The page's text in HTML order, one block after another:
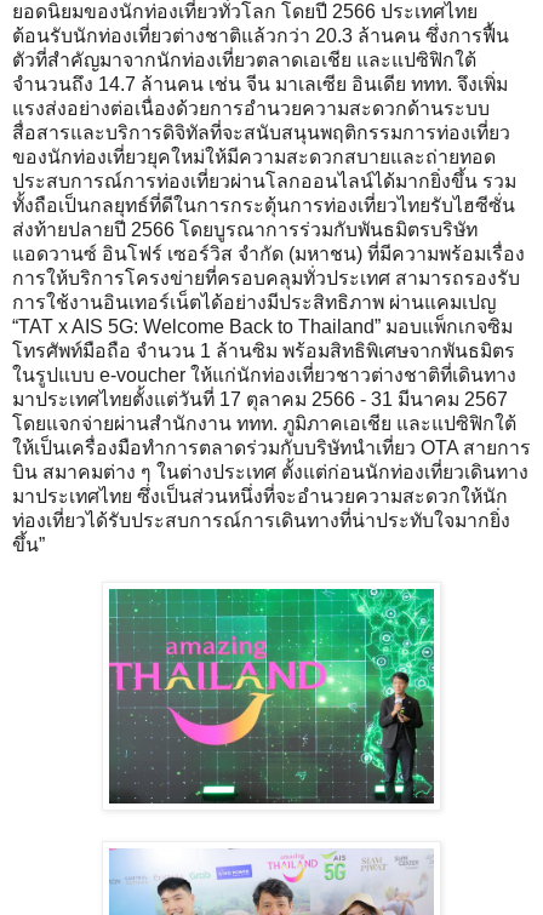
ยอดนิยมของนักท่องเที่ยวทั่วโลก โดยปี 2566 ประเทศไทย
ต้อนรับนักท่องเที่ยวต่างชาติแล้วกว่า 20.3 ล้านคน ซึ่งการฟื้น
ตัวที่สำคัญมาจากนักท่องเที่ยวตลาดเอเชีย และแปซิฟิกใต้
จำนวนถึง 14.7 ล้านคน เช่น จีน มาเลเซีย อินเดีย ททท. จึงเพิ่ม
แรงส่งอย่างต่อเนื่องด้วยการอำนวยความสะดวกด้านระบบ
สื่อสารและบริการดิจิทัลที่จะสนับสนุนพฤติกรรมการท่องเที่ยว
ของนักท่องเที่ยวยุคใหม่ให้มีความสะดวกสบายและถ่ายทอด
ประสบการณ์การท่องเที่ยวผ่านโลกออนไลน์ได้มากยิ่งขึ้น รวม
ทั้งถือเป็นกลยุทธ์ที่ดีในการกระตุ้นการท่องเที่ยวไทยรับไฮซีซั่น
ส่งท้ายปลายปี 2566 โดยบูรณาการร่วมกับพันธมิตรบริษัท
แอดวานซ์ อินโฟร์ เซอร์วิส จำกัด (มหาชน) ที่มีความพร้อมเรื่อง
การให้บริการโครงข่ายที่ครอบคลุมทั่วประเทศ สามารถรองรับ
การใช้งานอินเทอร์เน็ตได้อย่างมีประสิทธิภาพ ผ่านแคมเปญ
“TAT x AIS 5G: Welcome Back to Thailand” มอบแพ็กเกจซิม
โทรศัพท์มือถือ จำนวน 1 ล้านซิม พร้อมสิทธิพิเศษจากพันธมิตร
ในรูปแบบ e-voucher ให้แก่นักท่องเที่ยวชาวต่างชาติที่เดินทาง
มาประเทศไทยตั้งแต่วันที่ 17 ตุลาคม 2566 - 31 มีนาคม 2567
โดยแจกจ่ายผ่านสำนักงาน ททท. ภูมิภาคเอเชีย และแปซิฟิกใต้
ให้เป็นเครื่องมือทำการตลาดร่วมกับบริษัทนำเที่ยว OTA สายการ
บิน สมาคมต่าง ๆ ในต่างประเทศ ตั้งแต่ก่อนนักท่องเที่ยวเดินทาง
มาประเทศไทย ซึ่งเป็นส่วนหนึ่งที่จะอำนวยความสะดวกให้นัก
ท่องเที่ยวได้รับประสบการณ์การเดินทางที่น่าประทับใจมากยิ่ง
ขึ้น”